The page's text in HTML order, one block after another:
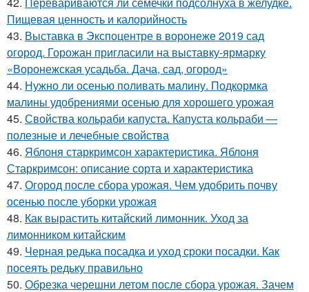
Пищевая ценность и калорийность
43. Выставка в Экспоцентре в воронеже 2019 сад
огород. Горожан пригласили на выставку-ярмарку
«Воронежская усадьба. Дача, сад, огород»
44. Нужно ли осенью поливать малину. Подкормка
малины удобрениями осенью для хорошего урожая
45. Свойства кольраби капуста. Капуста кольраби —
полезные и лечебные свойства
46. Яблоня старкримсон характеристика. Яблоня
Старкримсон: описание сорта и характеристика
47. Огород после сбора урожая. Чем удобрить почву
осенью после уборки урожая
48. Как вырастить китайский лимонник. Уход за
лимонником китайским
49. Черная редька посадка и уход сроки посадки. Как
посеять редьку правильно
50. Обрезка черешни летом после сбора урожая. Зачем